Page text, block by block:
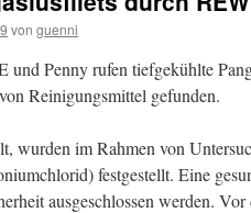
von guenni
und Penny rufen tiefgekühlte
Reinigungsmittel gefunden.
wurden im Rahmen von
festgestellt. Eine
ausgeschlossen werden.